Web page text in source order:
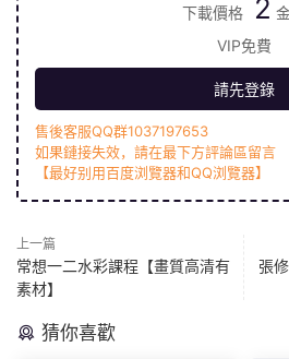
下載價格 2
VIP免費
請先登錄
售後客服QQ群1037197653
如果鏈接失效，請在最下方評論區留言
【最好别用百度浏覽器和QQ浏覽器】
上一篇
常想一二水彩課程【畫質高清有
素材】
張
猜你喜歡